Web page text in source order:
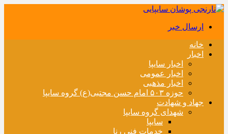
ارسال خبر
خانه
اخبار
اخبار سایپا
اخبار عمومی
اخبار مذهبی
حوزه ۵۰۳ امام حسن مجتبی(ع) گروه سایپا
جهاد و شهادت
شهدای گروه سایپا
سایپا
خدمات فنی رنا